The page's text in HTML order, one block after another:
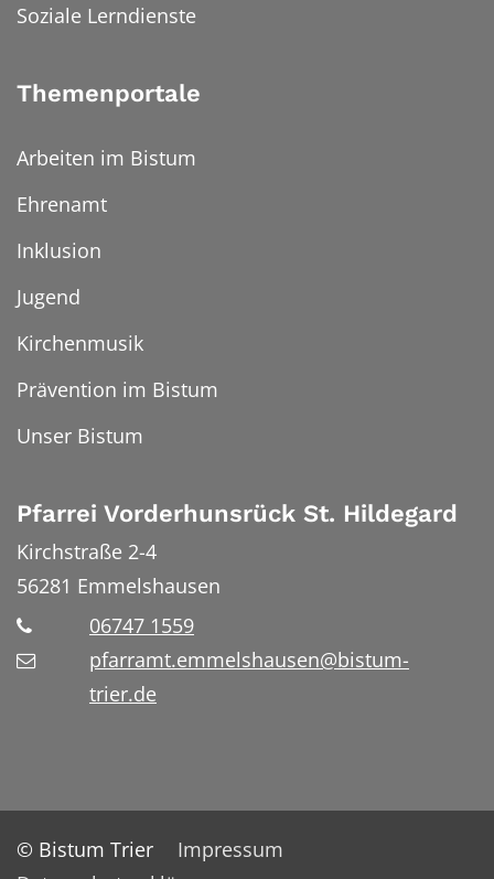
Soziale Lerndienste
Themenportale
Arbeiten im Bistum
Ehrenamt
Inklusion
Jugend
Kirchenmusik
Prävention im Bistum
Unser Bistum
Pfarrei Vorderhunsrück St. Hildegard
Kirchstraße 2-4
56281 Emmelshausen
06747 1559
pfarramt.emmelshausen@bistum-
trier.de
© Bistum Trier
Impressum